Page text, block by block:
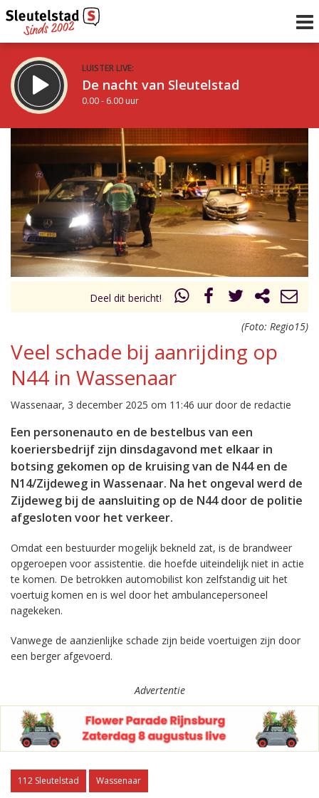
LUISTER LIVE:
De nacht van Sleutelstad
0.00 - 6.00 uur
De ochtend van Sleutelstad
6.00 - 12.00 uur
Vorig uur
uur 1 van 0 Volgend uur
Inklappen
Deel dit bericht!
(Foto: Regio15)
Veel schade bij aanrijding op
N44 in Wassenaar
Wassenaar, 3 december 2025 om 11:46 uur door de redactie
Een personenauto en de bestelbus van een
koeriersbedrijf zijn dinsdagavond met elkaar in
botsing gekomen op de kruising van de N44 en de
N14/Zijdeweg in Wassenaar. Na het ongeval werd de
Zijdeweg bij de aansluiting op de N44 door de politie
afgesloten voor het verkeer.
Omdat een bestuurder mogelijk bekneld zat, is de brandweer
opgeroepen voor assistentie. die hoefde uiteindelijk niet in actie
te komen. De betrokken automobilist kon zelfstandig uit het
voertuig komen en is wel door het ambulancepersoneel
nagekeken.
Vanwege de aanzienlijke schade zijn beide voertuigen zijn door
een berger afgevoerd.
Advertentie
112 Sleutelstad Wassenaar